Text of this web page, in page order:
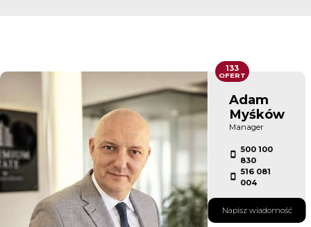
Adam
Myśków
Manager
500 100
830
516 081
004
Napisz wiadomość
133
OFERT